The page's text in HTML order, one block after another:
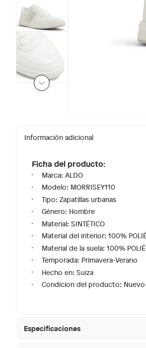
Información adicional
Ficha del producto:
Marca: ALDO
Modelo: MORRISEY110
Tipo: Zapatillas urbanas
Género: Hombre
Material: SINTÉTICO
Material del interior: 100%
Material de la suela: 100%
Temporada: Primavera-Verano
Hecho en: Suiza
Condicion del producto: Nuevo
Especificaciones